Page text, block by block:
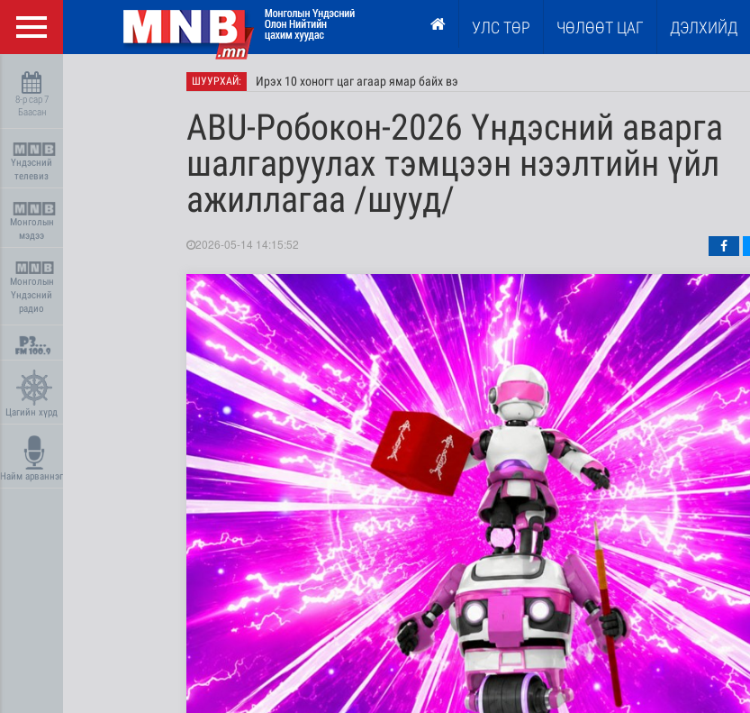
УЛС ТӨР ЧӨЛӨӨТ ЦАГ ДЭЛХИЙД
8-р сар 7
Баасан
Үндэсний
телевиз
Монголын
мэдээ
Монголын
Үндэсний
радио
Цагийн хүрд
Найм арваннэг
ШУУРХАЙ: Ирэх 10 хоногт цаг агаар ямар байх вэ
“Нүүрс пиролизийн үйлдвэр”-ийг төр, хувийн хэвшлийн түншлэлээр хэрэгжүүлэх тог..
ABU-Робокон-2026 Үндэсний аварга
шалгаруулах тэмцээн нээлтийн үйл
ажиллагаа /шууд/
2026-05-14 14:15:52